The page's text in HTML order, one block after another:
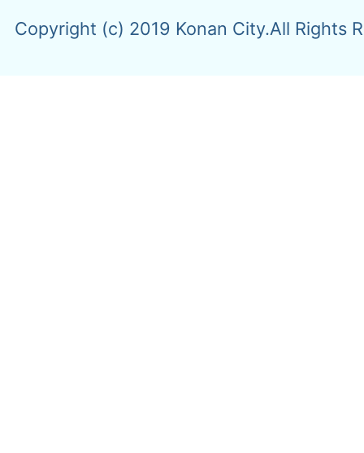
Copyright (c) 2019 Konan City.All Rights